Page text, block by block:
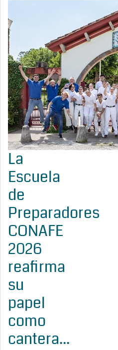
La
Escuela
de
Preparadores
CONAFE
2026
reafirma
su
papel
como
cantera...